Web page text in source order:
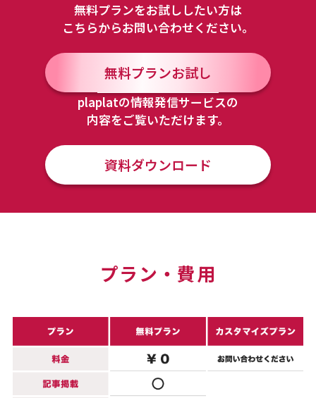
無料プランをお試ししたい方は
こちらからお問い合わせください。
無料プランお試し
plaplatの情報発信サービスの
内容をご覧いただけます。
資料ダウンロード
プラン・費用